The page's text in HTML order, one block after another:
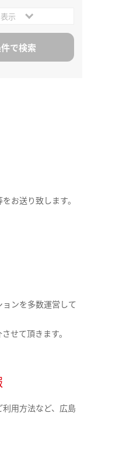
示
お送り致します。
ンを多数運営して
せて頂きます。
用方法など、広島